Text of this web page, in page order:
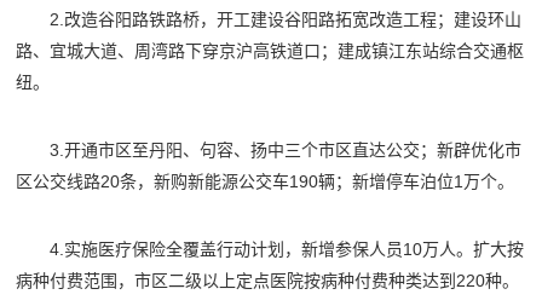
2.改造谷阳路铁路桥，开工建设谷阳路拓宽改造工程；建设环山
路、宜城大道、周湾路下穿京沪高铁道口；建成镇江东站综合交通枢
纽。
3.开通市区至丹阳、句容、扬中三个市区直达公交；新辟优化市
区公交线路20条，新购新能源公交车190辆；新增停车泊位1万个。
4.实施医疗保险全覆盖行动计划，新增参保人员10万人。扩大按
病种付费范围，市区二级以上定点医院按病种付费种类达到220种。